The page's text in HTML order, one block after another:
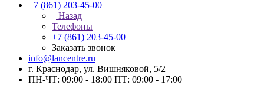
+7 (861) 203-45-00
Назад
Телефоны
+7 (861) 203-45-00
Заказать звонок
info@lancentre.ru
г. Краснодар, ул. Вишняковой, 5/2
ПН-ЧТ: 09:00 - 18:00 ПТ: 09:00 - 17:00